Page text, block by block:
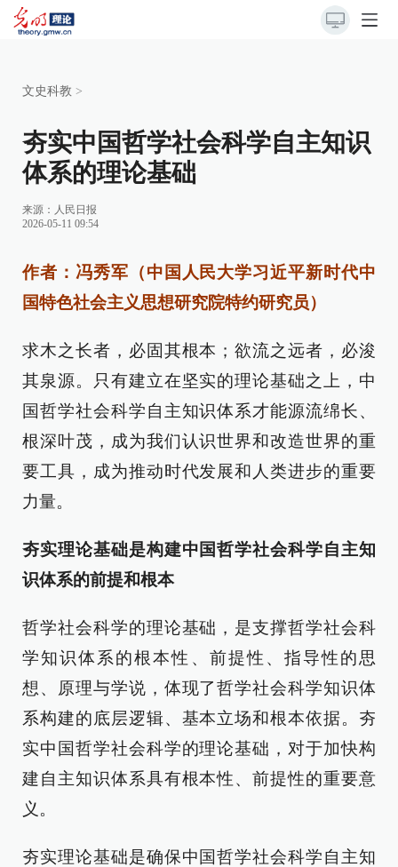
文史科教 >
夯实中国哲学社会科学自主知识
体系的理论基础
来源： 人民日报
2026-05-11 09:54
作者：冯秀军（中国人民大学习近平新时代中
国特色社会主义思想研究院特约研究员）
求木之长者，必固其根本；欲流之远者，必浚
其泉源。只有建立在坚实的理论基础之上，中
国哲学社会科学自主知识体系才能源流绵长、
根深叶茂，成为我们认识世界和改造世界的重
要工具，成为推动时代发展和人类进步的重要
力量。
夯实理论基础是构建中国哲学社会科学自主知
识体系的前提和根本
哲学社会科学的理论基础，是支撑哲学社会科
学知识体系的根本性、前提性、指导性的思
想、原理与学说，体现了哲学社会科学知识体
系构建的底层逻辑、基本立场和根本依据。夯
实中国哲学社会科学的理论基础，对于加快构
建自主知识体系具有根本性、前提性的重要意
义。
夯实理论基础是确保中国哲学社会科学自主知